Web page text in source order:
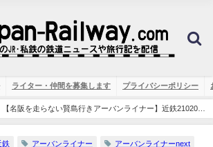
ライター・仲間を募集します プライバシーポリシー
【名阪を走らない賢島行きアーバンライナー】近鉄21020系
りに志摩線入線
鉄 アーバンライナー アーバンライナーnext